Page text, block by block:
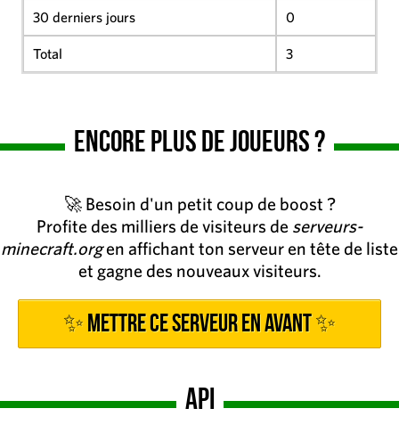
30 derniers jours 0
Total 3
Encore plus de joueurs ?
🚀 Besoin d'un petit coup de boost ?
Profite des milliers de visiteurs de serveurs-
minecraft.orgen affichant ton serveur en tête de liste
et gagne des nouveaux visiteurs.
✨ Mettre ce serveur en avant ✨
API